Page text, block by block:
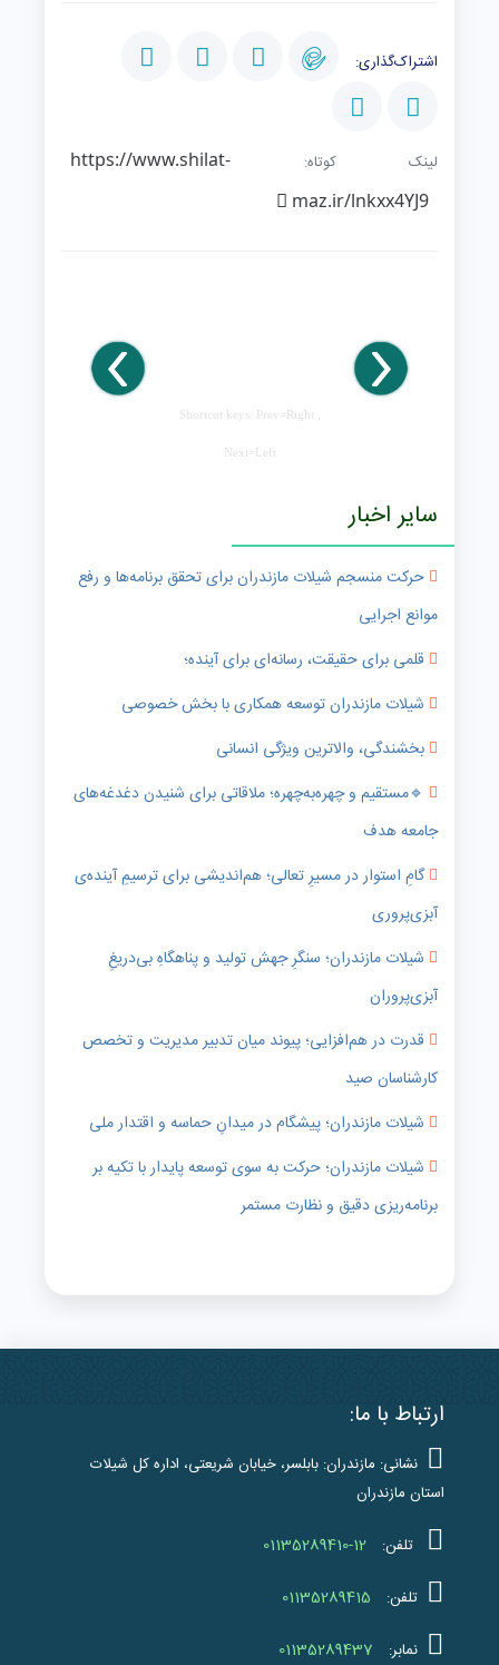
اشتراک‌گذاری:
لینک کوتاه:https://www.shilat-
maz.ir/lnkxx4YJ9
Shortcut keys: Prev=Right ,
Next=Left
سایر اخبار
حرکت منسجم شیلات مازندران برای تحقق برنامه‌ها و رفع
موانع اجرایی
قلمی برای حقیقت، رسانه‌ای برای آینده؛
شیلات مازندران توسعه همکاری با بخش خصوصی
بخشندگی، والاترین ویژگی انسانی
🔹️مستقیم و چهره‌به‌چهره؛ ملاقاتی برای شنیدن دغدغه‌های
جامعه هدف
گامِ استوار در مسیرِ تعالی؛ هم‌اندیشی برای ترسیمِ آینده‌ی
آبزی‌پروری
شیلات مازندران؛ سنگرِ جهش تولید و پناهگاهِ بی‌دریغِ
آبزی‌پروران
قدرت در هم‌افزایی؛ پیوند میان تدبیر مدیریت و تخصص
کارشناسان صید
شیلات مازندران؛ پیشگام در میدانِ حماسه و اقتدار ملی
شیلات مازندران؛ حرکت به سوی توسعه پایدار با تکیه بر
برنامه‌ریزی دقیق و نظارت مستمر
ارتباط با ما:
نشانی: مازندران: بابلسر، خیابان شریعتی، اداره کل شیلات
استان مازندران
تلفن: 01135289410-12
تلفن: 01135289415
نمابر: 01135289437